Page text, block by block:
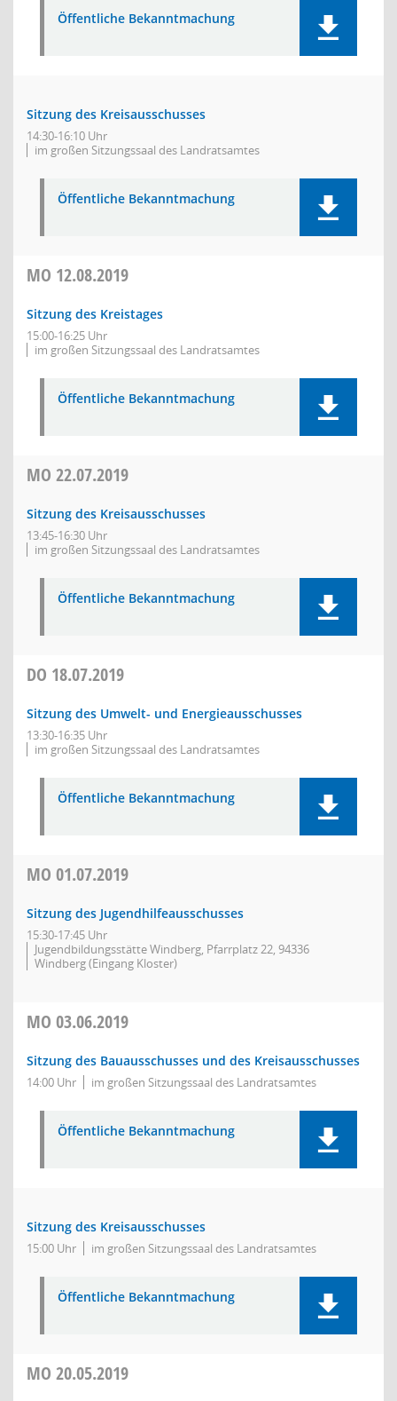
Öffentliche Bekanntmachung
Sitzung des Kreisausschusses
14:30-16:10 Uhr
im großen Sitzungssaal des Landratsamtes
Öffentliche Bekanntmachung
MO 12.08.2019
Sitzung des Kreistages
15:00-16:25 Uhr
im großen Sitzungssaal des Landratsamtes
Öffentliche Bekanntmachung
MO 22.07.2019
Sitzung des Kreisausschusses
13:45-16:30 Uhr
im großen Sitzungssaal des Landratsamtes
Öffentliche Bekanntmachung
DO 18.07.2019
Sitzung des Umwelt- und Energieausschusses
13:30-16:35 Uhr
im großen Sitzungssaal des Landratsamtes
Öffentliche Bekanntmachung
MO 01.07.2019
Sitzung des Jugendhilfeausschusses
15:30-17:45 Uhr
Jugendbildungsstätte Windberg, Pfarrplatz 22, 94336
Windberg (Eingang Kloster)
MO 03.06.2019
Sitzung des Bauausschusses und des Kreisausschusses
14:00 Uhr im großen Sitzungssaal des Landratsamtes
Öffentliche Bekanntmachung
Sitzung des Kreisausschusses
15:00 Uhr im großen Sitzungssaal des Landratsamtes
Öffentliche Bekanntmachung
MO 20.05.2019